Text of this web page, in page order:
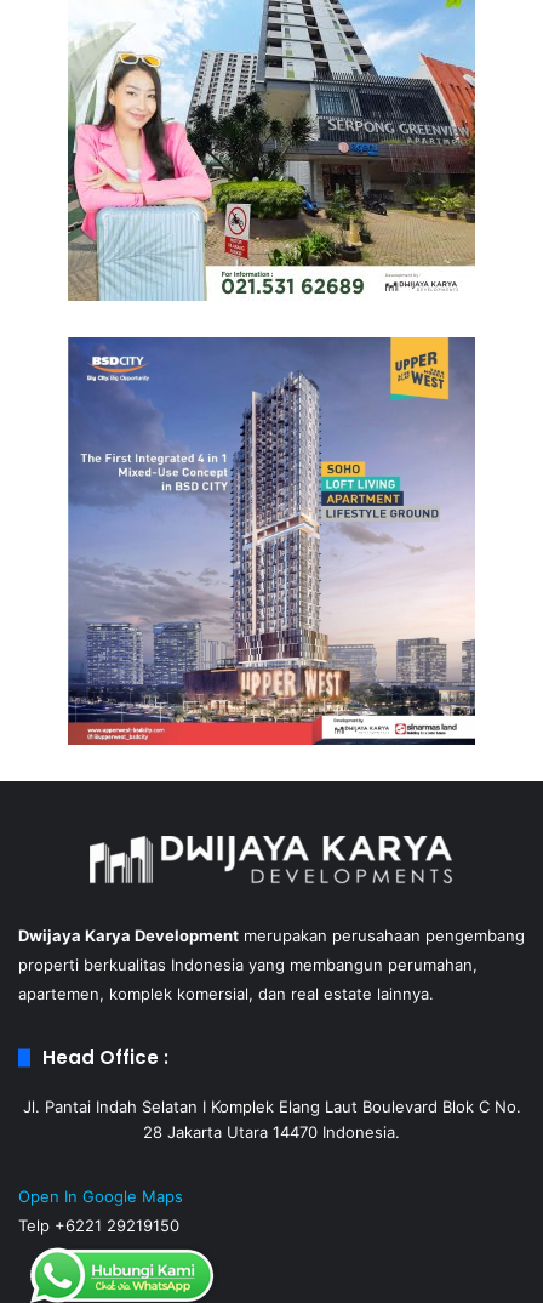
Dwijaya Karya Development merupakan perusahaan pengembang
properti berkualitas Indonesia yang membangun perumahan,
apartemen, komplek komersial, dan real estate lainnya.
Head Office :
Jl. Pantai Indah Selatan I Komplek Elang Laut Boulevard Blok C No.
28 Jakarta Utara 14470 Indonesia.
Open In Google Maps
Telp +6221 29219150